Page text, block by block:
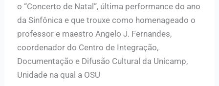
o “Concerto de Natal”, última performance do ano
da Sinfônica e que trouxe como homenageado o
professor e maestro Angelo J. Fernandes,
coordenador do Centro de Integração,
Documentação e Difusão Cultural da Unicamp,
Unidade na qual a OSU